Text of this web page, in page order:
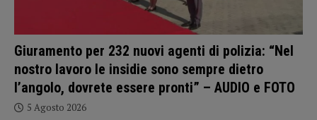
Giuramento per 232 nuovi agenti di polizia: “Nel
nostro lavoro le insidie sono sempre dietro
l’angolo, dovrete essere pronti” – AUDIO e FOTO
5 Agosto 2026